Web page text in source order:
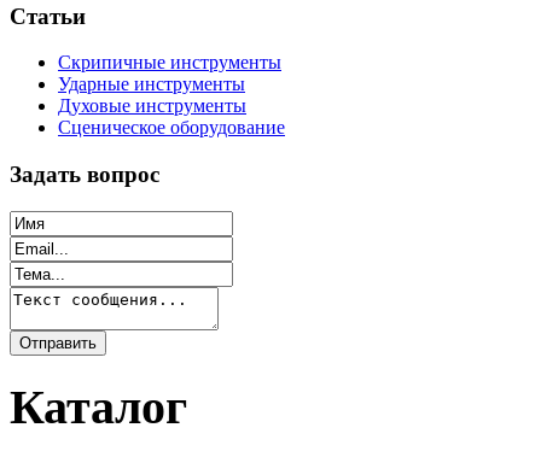
Статьи
Скрипичные инструменты
Ударные инструменты
Духовые инструменты
Сценическое оборудование
Задать вопрос
Каталог